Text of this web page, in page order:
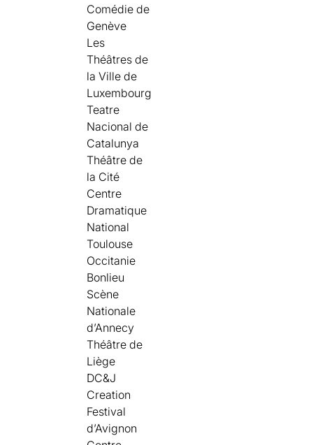
Comédie de
Genève
Les
Théâtres de
la Ville de
Luxembourg
Teatre
Nacional de
Catalunya
Théâtre de
la Cité
Centre
Dramatique
National
Toulouse
Occitanie
Bonlieu
Scène
Nationale
d’Annecy
Théâtre de
Liège
DC&J
Creation
Festival
d’Avignon